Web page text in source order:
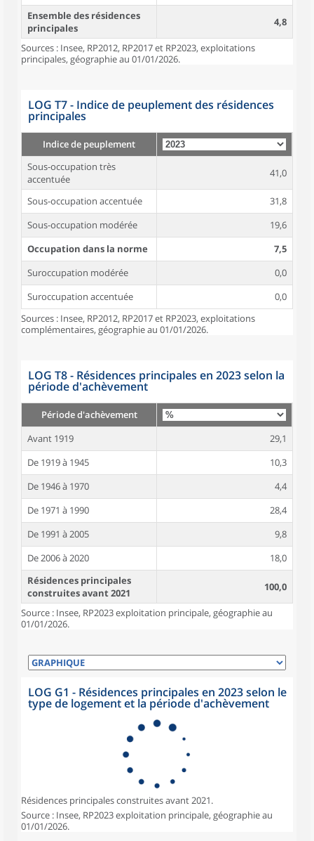
Ensemble des résidences
principales
4,8
Sources : Insee, RP2012, RP2017 et RP2023, exploitations
principales, géographie au 01/01/2026.
LOG T7 - Indice de peuplement des résidences
principales
Indice de peuplement
Sous-occupation très
accentuée
41,0
Sous-occupation accentuée
31,8
Sous-occupation modérée
19,6
Occupation dans la norme
7,5
Suroccupation modérée
0,0
Suroccupation accentuée
0,0
Sources : Insee, RP2012, RP2017 et RP2023, exploitations
complémentaires, géographie au 01/01/2026.
LOG T8 - Résidences principales en 2023 selon la
période d'achèvement
Période d'achèvement
Avant 1919
29,1
De 1919 à 1945
10,3
De 1946 à 1970
4,4
De 1971 à 1990
28,4
De 1991 à 2005
9,8
De 2006 à 2020
18,0
Résidences principales
construites avant 2021
100,0
Source : Insee, RP2023 exploitation principale, géographie au
01/01/2026.
LOG G1 - Résidences principales en 2023 selon le
type de logement et la période d'achèvement
Résidences principales construites avant 2021.
Source : Insee, RP2023 exploitation principale, géographie au
01/01/2026.